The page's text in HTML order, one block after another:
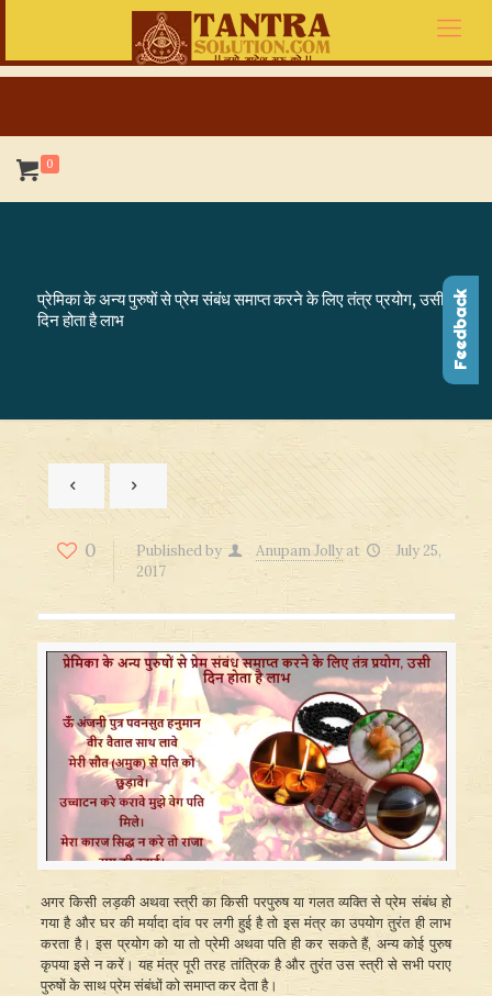
0
प्रेमिका के अन्य पुरुषों से प्रेम संबंध समाप्त करने के लिए तंत्र प्रयोग, उसी
दिन होता है लाभ
0 Published by Anupam Jolly at
July 25,
2017
अगर किसी लड़की अथवा स्त्री का किसी परपुरुष या गलत व्यक्ति से प्रेम संबंध हो
गया है और घर की मर्यादा दांव पर लगी हुई है तो इस मंत्र का उपयोग तुरंत ही लाभ
करता है। इस प्रयोग को या तो प्रेमी अथवा पति ही कर सकते हैं, अन्य कोई पुरुष
कृपया इसे न करें। यह मंत्र पूरी तरह तांत्रिक है और तुरंत उस स्त्री से सभी पराए
पुरुषों के साथ प्रेम संबंधों को समाप्त कर देता है।
Feedback